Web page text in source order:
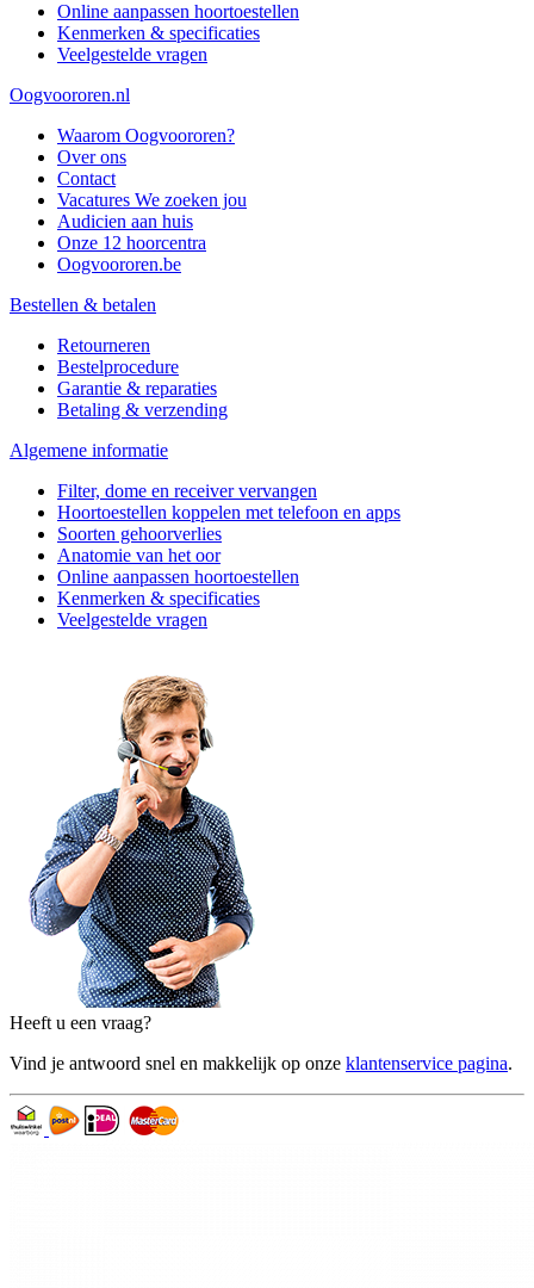
Online aanpassen hoortoestellen
Kenmerken & specificaties
Veelgestelde vragen
Oogvoororen.nl
Waarom Oogvoororen?
Over ons
Contact
Vacatures We zoeken jou
Audicien aan huis
Onze 12 hoorcentra
Oogvoororen.be
Bestellen & betalen
Retourneren
Bestelprocedure
Garantie & reparaties
Betaling & verzending
Algemene informatie
Filter, dome en receiver vervangen
Hoortoestellen koppelen met telefoon en apps
Soorten gehoorverlies
Anatomie van het oor
Online aanpassen hoortoestellen
Kenmerken & specificaties
Veelgestelde vragen
Heeft u een vraag?
Vind je antwoord snel en makkelijk op onze klantenservice pagina.